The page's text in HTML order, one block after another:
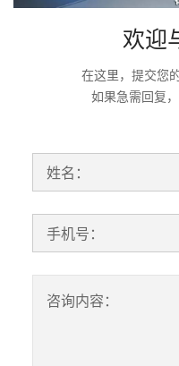
欢迎
在这里，提交您
如果急需回复
姓名：
手机号：
咨询内容：